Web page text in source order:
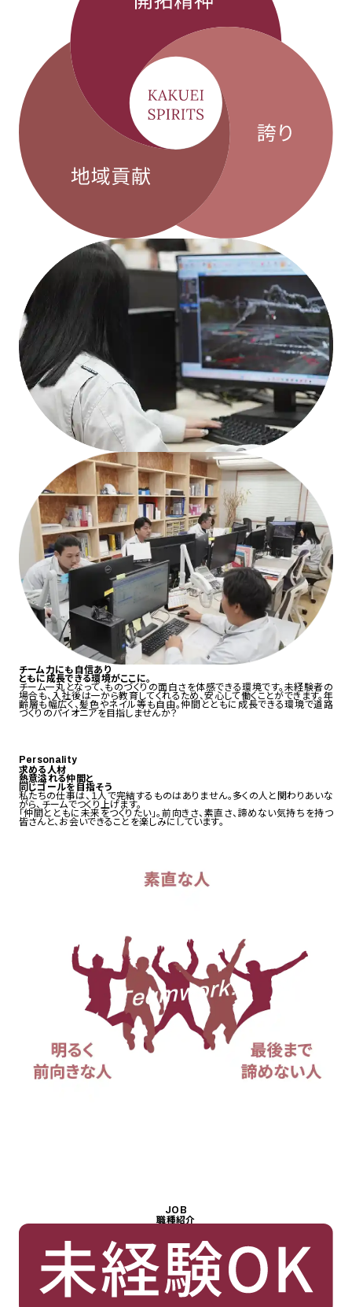
チーム力にも自信あり
ともに成長できる環境がここに。
チーム一丸となって、ものづくりの面白さを体感できる環境です。未経験者の
場合も、入社後は一から教育してくれるため、安心して働くことができます。年
齢層も幅広く、髪色やネイル等も自由。仲間とともに成長できる環境で道路
づくりのパイオニアを目指しませんか？
Personality
求める人材
熱意溢れる仲間と
同じゴールを目指そう
私たちの仕事は、１人で完結するものはありません。多くの人と関わりあいな
がら、チームでつくり上げます。
「仲間とともに未来をつくりたい」。前向きさ、素直さ、諦めない気持ちを持つ
皆さんと、お会いできることを楽しみにしています。
JOB
職種紹介